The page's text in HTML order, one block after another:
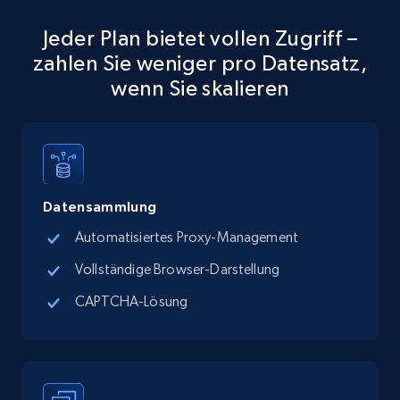
15.3K+ 2.2K+ Gratis testen
Place id, URL, Country, Name, Category,
Address, Description, Business details, and
more.
13.2K+ 1.7K+ Gratis testen
Address, Description, Business details, and
Jeder Plan bietet vollen Zugriff –
zahlen Sie weniger pro Datensatz,
wenn Sie skalieren
Datensammlung
Automatisiertes Proxy-Management
Vollständige Browser-Darstellung
CAPTCHA-Lösung